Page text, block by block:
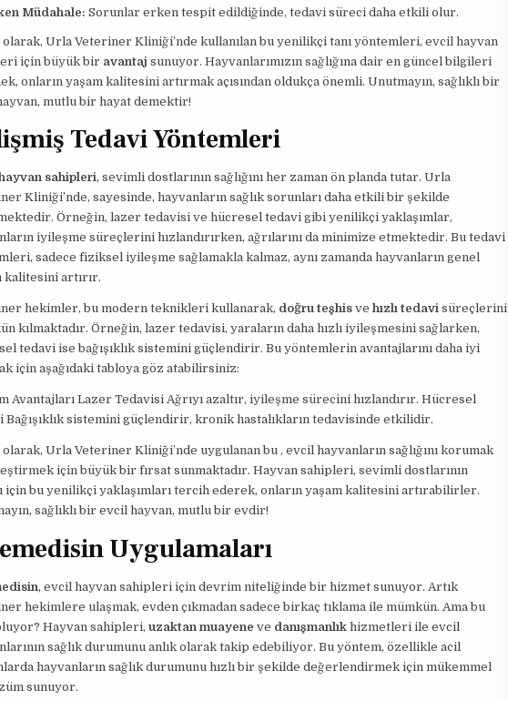
Müdahale: Sorunlar erken tespit edildiğinde, tedavi süreci daha etkili olur.
olarak, Urla Veteriner Kliniği’nde kullanılan bu yenilikçi tanı yöntemleri, evcil hayvan
için büyük bir avantaj sunuyor. Hayvanlarımızın sağlığına dair en güncel bilgileri
onların yaşam kalitesini artırmak açısından oldukça önemli. Unutmayın, sağlıklı bir
mutlu bir hayat demektir!
Tedavi Yöntemleri
sahipleri, sevimli dostlarının sağlığını her zaman ön planda tutar. Urla
Kliniği’nde, sayesinde, hayvanların sağlık sorunları daha etkili bir şekilde
Örneğin, lazer tedavisi ve hücresel tedavi gibi yenilikçi yaklaşımlar,
iyileşme süreçlerini hızlandırırken, ağrılarını da minimize etmektedir. Bu tedavi
sadece fiziksel iyileşme sağlamakla kalmaz, aynı zamanda hayvanların genel
kalitesini artırır.
hekimler, bu modern teknikleri kullanarak, doğru teşhisve hızlı tedavisüreçlerini
kılmaktadır. Örneğin, lazer tedavisi, yaraların daha hızlı iyileşmesini sağlarken,
tedavi ise bağışıklık sistemini güçlendirir. Bu yöntemlerin avantajlarını daha iyi
için aşağıdaki tabloya göz atabilirsiniz:
Avantajları Lazer Tedavisi Ağrıyı azaltır, iyileşme sürecini hızlandırır. Hücresel
Bağışıklık sistemini güçlendirir, kronik hastalıkların tedavisinde etkilidir.
olarak, Urla Veteriner Kliniği’nde uygulanan bu , evcil hayvanların sağlığını korumak
için büyük bir fırsat sunmaktadır. Hayvan sahipleri, sevimli dostlarının
için bu yenilikçi yaklaşımları tercih ederek, onların yaşam kalitesini artırabilirler.
sağlıklı bir evcil hayvan, mutlu bir evdir!
Uygulamaları
, evcil hayvan sahipleri için devrim niteliğinde bir hizmet sunuyor. Artık
hekimlere ulaşmak, evden çıkmadan sadece birkaç tıklama ile mümkün. Ama bu
Hayvan sahipleri, uzaktan muayene ve danışmanlıkhizmetleri ile evcil
sağlık durumunu anlık olarak takip edebiliyor. Bu yöntem, özellikle acil
hayvanların sağlık durumunu hızlı bir şekilde değerlendirmek için mükemmel
sunuyor.